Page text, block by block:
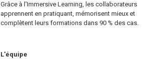
Grâce à l'Immersive Learning, les collaborateurs
apprennent en pratiquant, mémorisent mieux et
complètent leurs formations dans 90 % des cas.
L'équipe